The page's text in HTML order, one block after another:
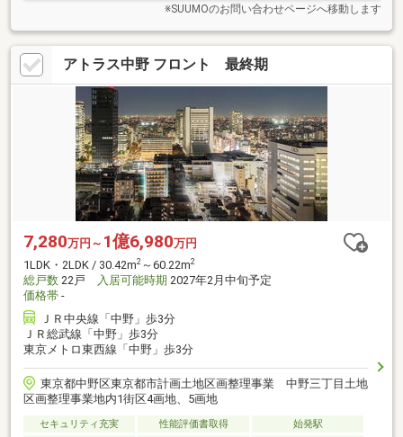
※SUUMOのお問い合わせページへ移動します
アトラス中野 フロント 最終期
7,280万円～ 1億6,980万円
1LDK・2LDK / 30.42m2 ～60.22m2
総戸数 22戸 入居可能時期 2027年2月中旬予定
価格帯 -
ＪＲ中央線「中野」歩3分
ＪＲ総武線「中野」歩3分
東京メトロ東西線「中野」歩3分
東京都中野区東京都市計画土地区画整理事業 中野三丁目土地
区画整理事業地内1街区4画地、5画地
セキュリティ充実 性能評価書取得 始発駅